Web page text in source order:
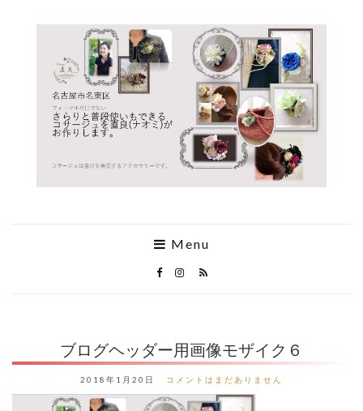
Menu
ブログヘッダー用画像モザイク６
2018年1月20日 コメントはまだありません